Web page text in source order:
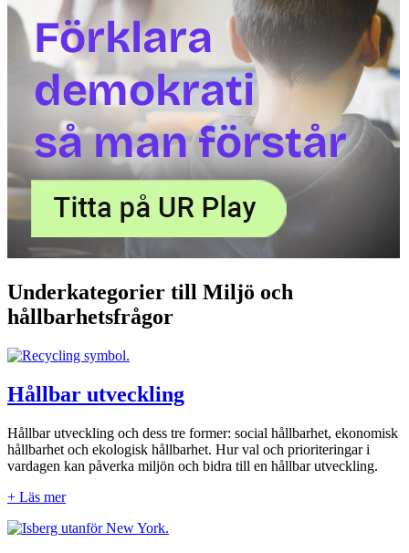
Underkategorier till Miljö och
hållbarhetsfrågor
Hållbar utveckling
Hållbar utveckling och dess tre former: social hållbarhet, ekonomisk
hållbarhet och ekologisk hållbarhet. Hur val och prioriteringar i
vardagen kan påverka miljön och bidra till en hållbar utveckling.
+ Läs mer